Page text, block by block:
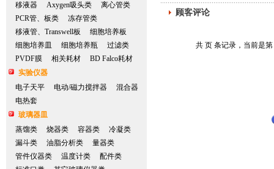
移液器
Axygen吸头类
离心管类
PCR管、板类
冻存管类
移液管、Transwell板
细胞培养板
细胞培养皿
细胞培养瓶
过滤类
PVDF膜
相关耗材
BD Falco耗材
实验仪器
电子天平
电动/磁力搅拌器
混合器
电热套
玻璃器皿
蒸馏类
烧器类 容器类
冷凝类
漏斗类
油脂分析类
量器类
管件仪器类
温度计类
配件类
顾客评论
共 页 条记录，当前是第